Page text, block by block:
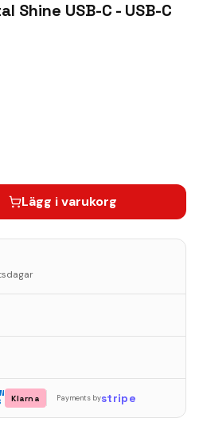
Reparation
Shine USB-C - USB-C
Lägg i varukorg
Klarna Payments bystripe